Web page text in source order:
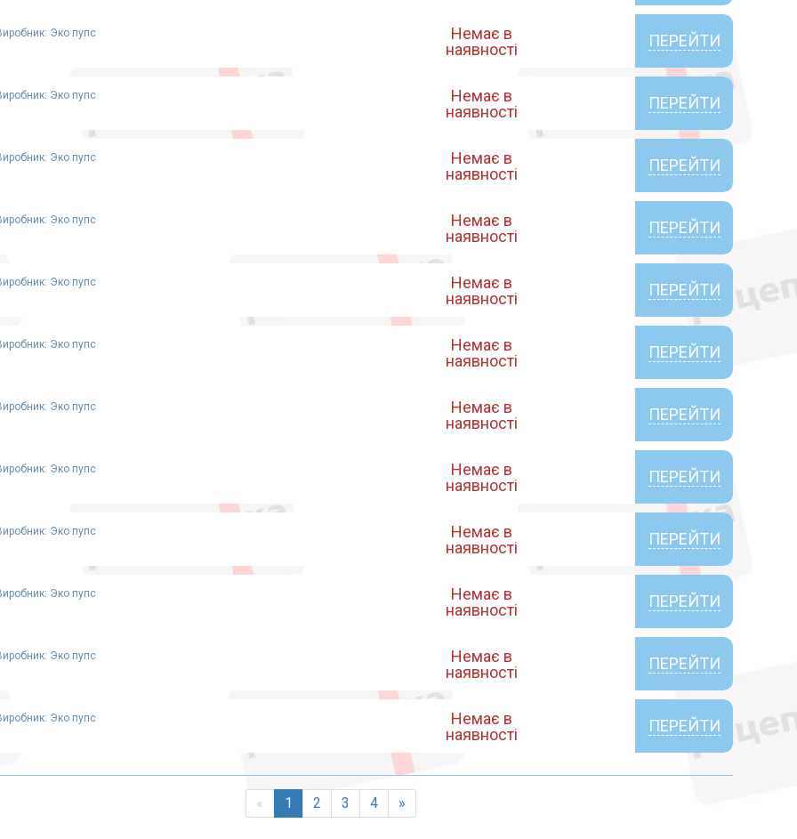
Эко пупс
Немає в
наявності
ПЕРЕЙТИ
Эко пупс
Немає в
наявності
ПЕРЕЙТИ
Эко пупс
Немає в
наявності
ПЕРЕЙТИ
Эко пупс
Немає в
наявності
ПЕРЕЙТИ
Эко пупс
Немає в
наявності
ПЕРЕЙТИ
Эко пупс
Немає в
наявності
ПЕРЕЙТИ
Эко пупс
Немає в
наявності
ПЕРЕЙТИ
Эко пупс
Немає в
наявності
ПЕРЕЙТИ
Эко пупс
Немає в
наявності
ПЕРЕЙТИ
Эко пупс
Немає в
наявності
ПЕРЕЙТИ
Эко пупс
Немає в
наявності
ПЕРЕЙТИ
Эко пупс
Немає в
наявності
ПЕРЕЙТИ
« 1 2 3 4 »